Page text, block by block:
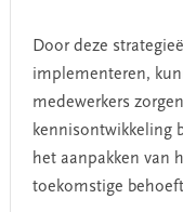
Door deze
implementeren,
medewerkers
kennisontwikkeling
het aanpakken van
toekomstige